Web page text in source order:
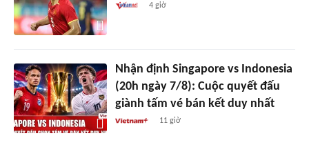
4 giờ
Nhận định Singapore vs Indonesia
(20h ngày 7/8): Cuộc quyết đấu
giành tấm vé bán kết duy nhất
11 giờ